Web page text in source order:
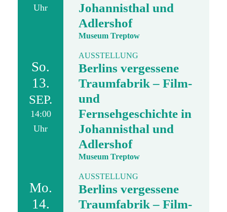
Uhr
Johannisthal und
Adlershof
Museum Treptow
So.
13.
SEP.
14:00
Uhr
AUSSTELLUNG
Berlins vergessene
Traumfabrik – Film-
und
Fernsehgeschichte in
Johannisthal und
Adlershof
Museum Treptow
Mo.
14.
AUSSTELLUNG
Berlins vergessene
Traumfabrik – Film-